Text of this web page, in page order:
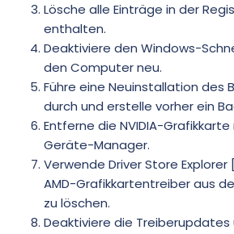
Lösche alle Einträge in der
enthalten.
Deaktiviere den Windows-
den Computer neu.
Führe eine Neuinstallation des
durch und erstelle vorher ein
Entferne die NVIDIA-
Geräte-Manager.
Verwende Driver Store Explorer
AMD-Grafikkartentreiber aus
zu löschen.
Deaktiviere die Treiberupdates